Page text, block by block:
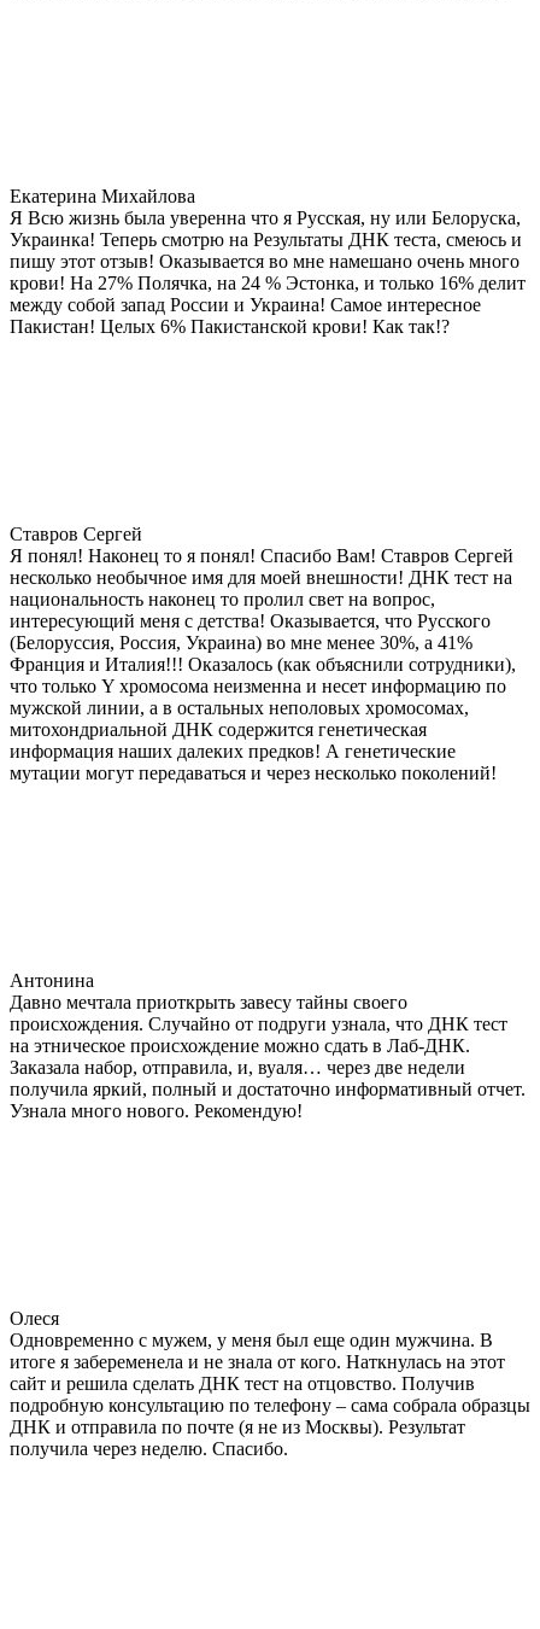
Екатерина Михайлова
Я Всю жизнь была уверенна что я Русская, ну или Белоруска,
Украинка! Теперь смотрю на Результаты ДНК теста, смеюсь и
пишу этот отзыв! Оказывается во мне намешано очень много
крови! На 27% Полячка, на 24 % Эстонка, и только 16% делит
между собой запад России и Украина! Самое интересное
Пакистан! Целых 6% Пакистанской крови! Как так!?
Ставров Сергей
Я понял! Наконец то я понял! Спасибо Вам! Ставров Сергей
несколько необычное имя для моей внешности! ДНК тест на
национальность наконец то пролил свет на вопрос,
интересующий меня с детства! Оказывается, что Русского
(Белоруссия, Россия, Украина) во мне менее 30%, а 41%
Франция и Италия!!! Оказалось (как объяснили сотрудники),
что только Y хромосома неизменна и несет информацию по
мужской линии, а в остальных неполовых хромосомах,
митохондриальной ДНК содержится генетическая
информация наших далеких предков! А генетические
мутации могут передаваться и через несколько поколений!
Антонина
Давно мечтала приоткрыть завесу тайны своего
происхождения. Случайно от подруги узнала, что ДНК тест
на этническое происхождение можно сдать в Лаб-ДНК.
Заказала набор, отправила, и, вуаля… через две недели
получила яркий, полный и достаточно информативный отчет.
Узнала много нового. Рекомендую!
Олеся
Одновременно с мужем, у меня был еще один мужчина. В
итоге я забеременела и не знала от кого. Наткнулась на этот
сайт и решила сделать ДНК тест на отцовство. Получив
подробную консультацию по телефону – сама собрала образцы
ДНК и отправила по почте (я не из Москвы). Результат
получила через неделю. Спасибо.